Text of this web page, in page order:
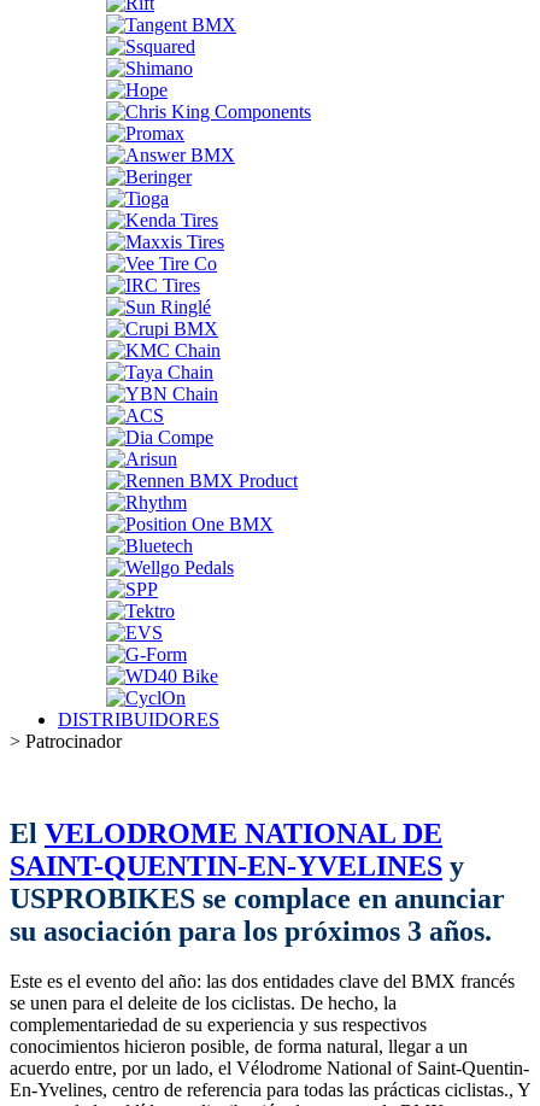
DISTRIBUIDORES
> Patrocinador
El VELODROME NATIONAL DE
SAINT-QUENTIN-EN-YVELINES y
USPROBIKES se complace en anunciar
su asociación para los próximos 3 años.
Este es el evento del año: las dos entidades clave del BMX francés
se unen para el deleite de los ciclistas. De hecho, la
complementariedad de su experiencia y sus respectivos
conocimientos hicieron posible, de forma natural, llegar a un
acuerdo entre, por un lado, el Vélodrome National of Saint-Quentin-
En-Yvelines, centro de referencia para todas las prácticas ciclistas., Y